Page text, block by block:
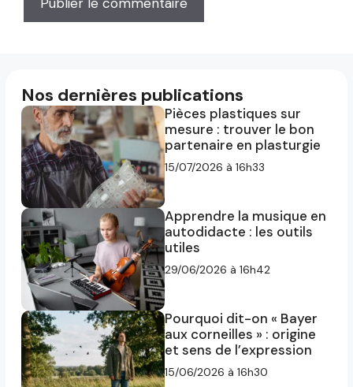
Nos dernières publications
Pièces plastiques sur
mesure : trouver le bon
partenaire en plasturgie
15/07/2026 à 16h33
Apprendre la musique en
autodidacte : les outils
utiles
29/06/2026 à 16h42
Pourquoi dit-on « Bayer
aux corneilles » : origine
et sens de l’expression
15/06/2026 à 16h30